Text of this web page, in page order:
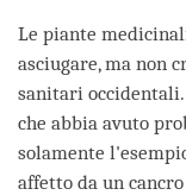
Le piante
asciugare, ma non
sanitari
che abbia avuto
solamente
affetto da un